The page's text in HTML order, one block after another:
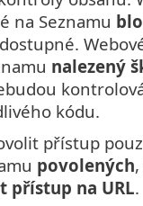
na Seznamu
nalezený
kódu.
přístup
povolených
přístup na URL.